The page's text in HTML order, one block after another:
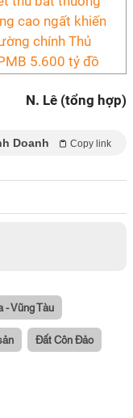
cao ngất khiến
chính Thủ
5.600 tỷ đồ
N. Lê (tổng hợp)
Doanh Copy link
- Vũng Tàu
Đất Côn Đảo